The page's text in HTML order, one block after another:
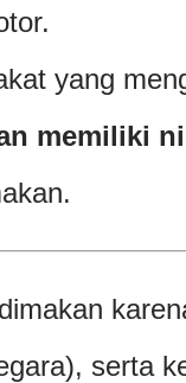
yang
memiliki
serta